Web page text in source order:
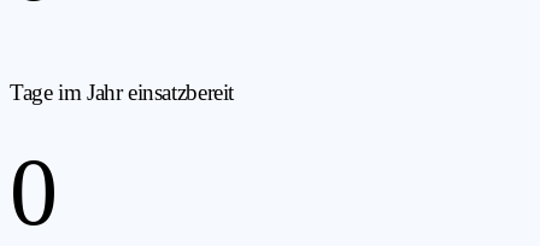
Tage im Jahr einsatzbereit
0